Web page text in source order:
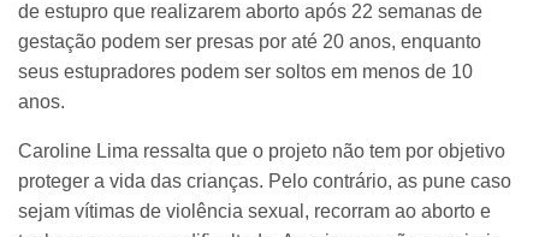
de estupro que realizarem aborto após 22 semanas de
gestação podem ser presas por até 20 anos, enquanto
seus estupradores podem ser soltos em menos de 10
anos.
Caroline Lima ressalta que o projeto não tem por objetivo
proteger a vida das crianças. Pelo contrário, as pune caso
sejam vítimas de violência sexual, recorram ao aborto e